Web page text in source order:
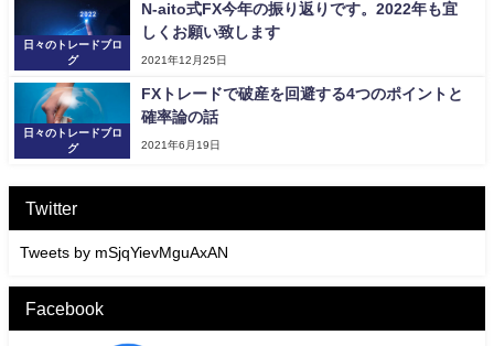
日々のトレードブロ
グ
N-aito式FX今年の振り返りです。2022年も宜
しくお願い致します
2021年12月25日
日々のトレードブロ
グ
FXトレードで破産を回避する4つのポイントと
確率論の話
2021年6月19日
Twitter
Tweets by mSjqYievMguAxAN
Facebook